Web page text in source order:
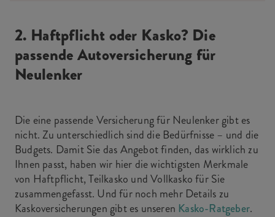
2. Haftpflicht oder Kasko? Die
passende Autoversicherung für
Neulenker
Die eine passende Versicherung für Neulenker gibt es
nicht. Zu unterschiedlich sind die Bedürfnisse – und die
Budgets. Damit Sie das Angebot finden, das wirklich zu
Ihnen passt, haben wir hier die wichtigsten Merkmale
von Haftpflicht, Teilkasko und Vollkasko für Sie
zusammengefasst. Und für noch mehr Details zu
Kaskoversicherungen gibt es unseren Kasko-Ratgeber.